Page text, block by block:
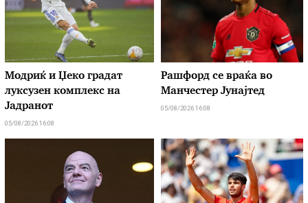
Модриќ и Џеко градат
луксузен комплекс на
Јадранот
05/08/2026 16:08
Рашфорд се враќа во
Манчестер Јунајтед
05/08/2026 16:08